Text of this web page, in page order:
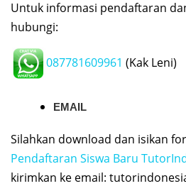
Untuk informasi pendaftaran
hubungi:
087781609961 (Kak Leni)
EMAIL
Silahkan download dan isikan
Pendaftaran Siswa Baru
kirimkan ke email: